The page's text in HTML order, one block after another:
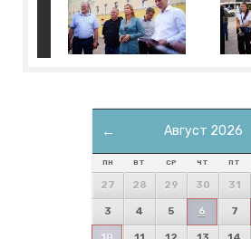
← Август 2026
ПН ВТ СР ЧТ ПТ
27 28 29 30 31
3 4 5 6 7